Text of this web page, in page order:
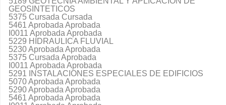
GEOSINTETICOS
5375 Cursada Cursada
5461 Aprobada Aprobada
I0011 Aprobada Aprobada
5229 HIDRAULICA FLUVIAL
5230 Aprobada Aprobada
5375 Cursada Aprobada
I0011 Aprobada Aprobada
5291 INSTALACIONES ESPECIALES DE EDIFICIOS
5070 Aprobada Aprobada
5290 Aprobada Aprobada
5461 Aprobada Aprobada